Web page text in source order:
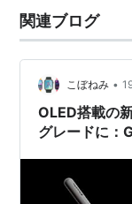
関連ブログ
こぼねみ •
OLED搭載の
グレードに：